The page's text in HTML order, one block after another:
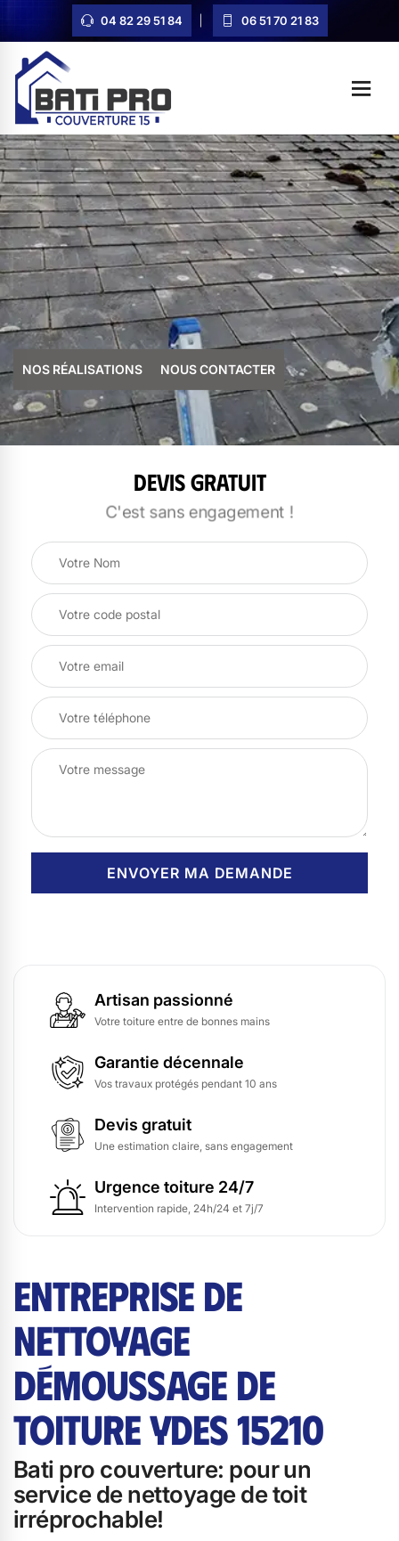
04 82 29 51 84 06 51 70 21 83
NOS RÉALISATIONS NOUS CONTACTER
Devis gratuit
C'est sans engagement !
Artisan passionné
Votre toiture entre de bonnes mains
Garantie décennale
Vos travaux protégés pendant 10 ans
Devis gratuit
Une estimation claire, sans engagement
Urgence toiture 24/7
Intervention rapide, 24h/24 et 7j/7
ENTREPRISE DE
NETTOYAGE
DÉMOUSSAGE DE
TOITURE YDES 15210
Bati pro couverture: pour un
service de nettoyage de toit
irréprochable!